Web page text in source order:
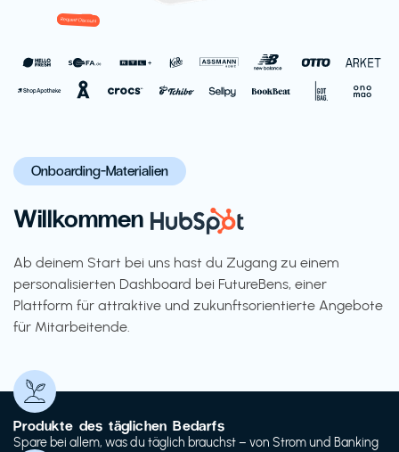
Onboarding-Materialien
Willkommen
Ab deinem Start bei uns hast du Zugang zu einem
personalisierten Dashboard bei FutureBens, einer
Plattform für attraktive und zukunftsorientierte Angebote
für Mitarbeitende.
Produkte des täglichen Bedarfs
Spare bei allem, was du täglich brauchst – von Strom und Banking